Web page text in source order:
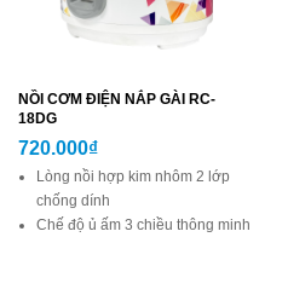
NỒI CƠM ĐIỆN NẮP GÀI RC-
18DG
720.000₫
Lòng nồi hợp kim nhôm 2 lớp
chống dính
Chế độ ủ ấm 3 chiều thông minh